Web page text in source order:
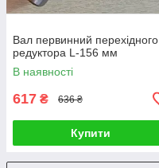
Вал первинний перехідного
редуктора L-156 мм
В наявності
617 ₴ 636 ₴
Купити